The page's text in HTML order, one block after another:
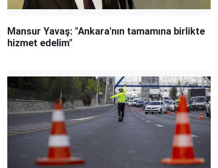
Mansur Yavaş: "Ankara'nın tamamına birlikte
hizmet edelim"